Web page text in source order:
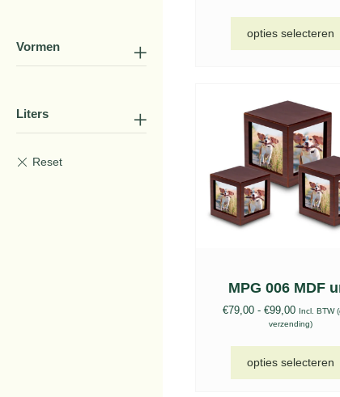
Vormen
Liters
opties selecteren
MPG 006 MDF
€79,00 - €99,00 Incl. BTW
verzending)
opties selecteren